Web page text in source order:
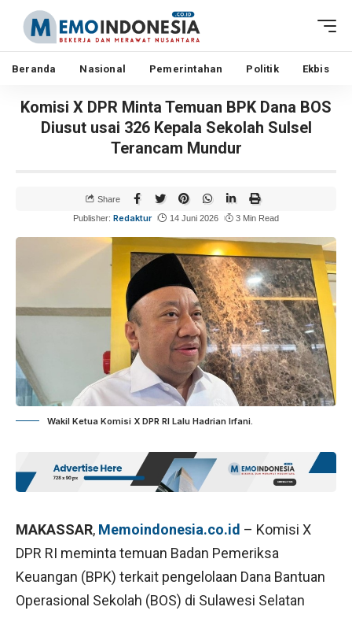
Beranda Nasional Pemerintahan Politik Ekbis
Komisi X DPR Minta Temuan BPK Dana BOS
Diusut usai 326 Kepala Sekolah Sulsel
Terancam Mundur
Publisher: Redaktur 14 Juni 2026 3 Min Read
Share
Wakil Ketua Komisi X DPR RI Lalu Hadrian Irfani.
MAKASSAR, Memoindonesia.co.id – Komisi X
DPR RI meminta temuan Badan Pemeriksa
Keuangan (BPK) terkait pengelolaan Dana Bantuan
Operasional Sekolah (BOS) di Sulawesi Selatan